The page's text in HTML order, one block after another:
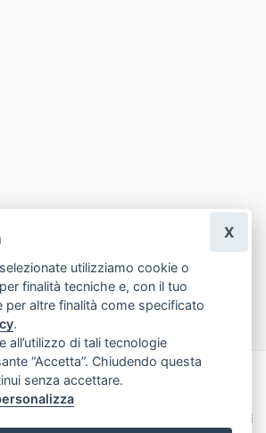
- Realizzazione Siti ecommerce per Fioristi
Termini e Condizioni
utilizziamo cookie o
finalità tecniche e, con il tuo
per altre finalità come specificato
.
all’utilizzo di tali tecnologie
“Accetta”. Chiudendo questa
senza accettare.
X